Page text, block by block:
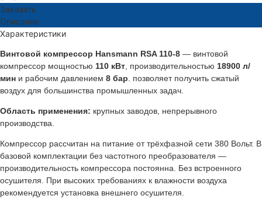
Заказать
Описание
Характеристики
Винтовой компрессор Hansmann RSA 110-8 — винтовой
компрессор мощностью 110 кВт , производительностью 18900 л/
мин и рабочим давлением 8 бар . позволяет получить сжатый
воздух для большинства промышленных задач.
Область применения: крупных заводов, непрерывного
производства.
Компрессор рассчитан на питание от трёхфазной сети 380 Вольт. В
базовой комплектации без частотного преобразователя —
производительность компрессора постоянна. Без встроенного
осушителя. При высоких требованиях к влажности воздуха
рекомендуется установка внешнего осушителя.